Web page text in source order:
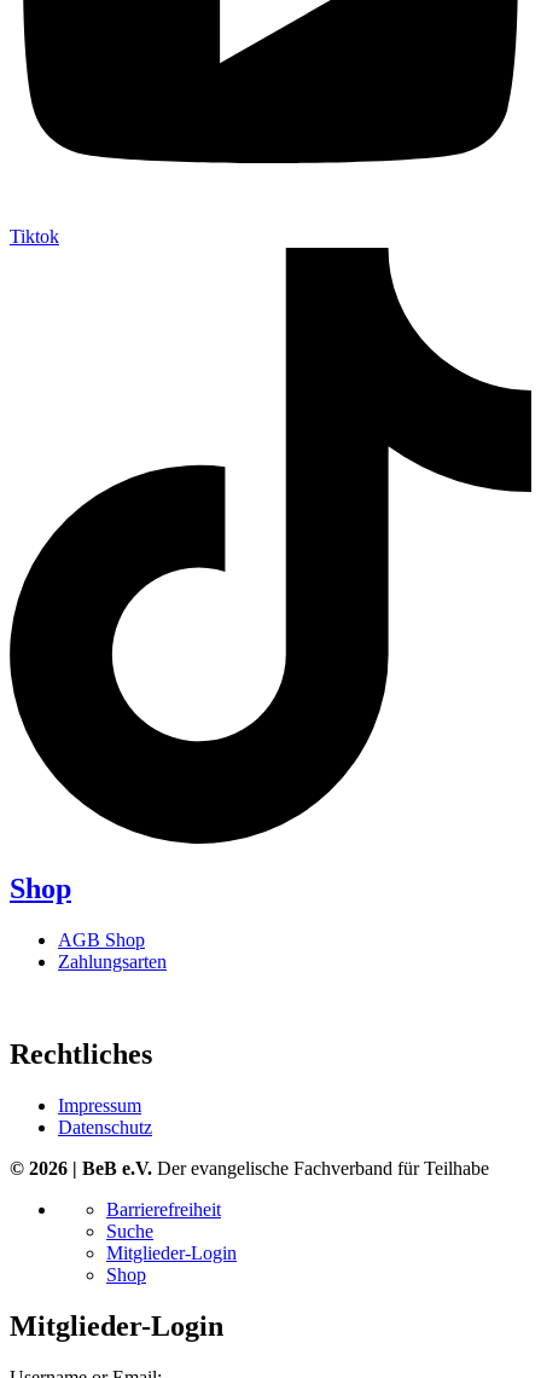
Tiktok
Shop
AGB Shop
Zahlungsarten
Rechtliches
Impressum
Datenschutz
© 2026 | BeB e.V. Der evangelische Fachverband für Teilhabe
Barrierefreiheit
Suche
Mitglieder-Login
Shop
Mitglieder-Login